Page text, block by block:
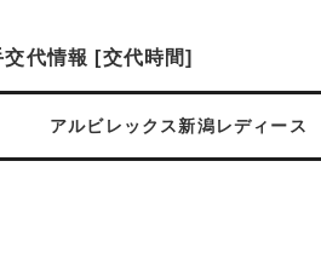
交代情報 [交代時間]
アルビレックス新潟レディース